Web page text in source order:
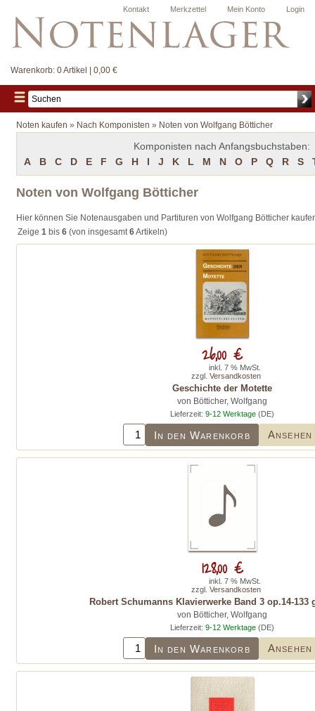
Login
Mein Konto
Merkzettel
Kontakt
Warenkorb: 0 Artikel | 0,00 €
Noten kaufen » Nach Komponisten » Noten von Wolfgang Bötticher
Komponisten nach Anfangsbuchstaben:
A
B C D E F G H I J K L M N O P Q R S
Noten von Wolfgang Bötticher
Hier können Sie Notenausgaben und Partituren von Wolfgang Bötticher
Zeige 1 bis 6 (von insgesamt6Artikeln)
Geschichte der Motette
von Bötticher, Wolfgang
Lieferzeit: 9-12 Werktage(DE)
In den Warenkorb Ansehen
26,00 €
inkl. 7 % MwSt.
zzgl. Versandkosten
Robert Schumanns Klavierwerke Band 3 op.14-133
von Bötticher, Wolfgang
Lieferzeit: 9-12 Werktage (DE)
In den Warenkorb Ansehen
128,00 €
inkl. 7 % MwSt.
zzgl. Versandkosten